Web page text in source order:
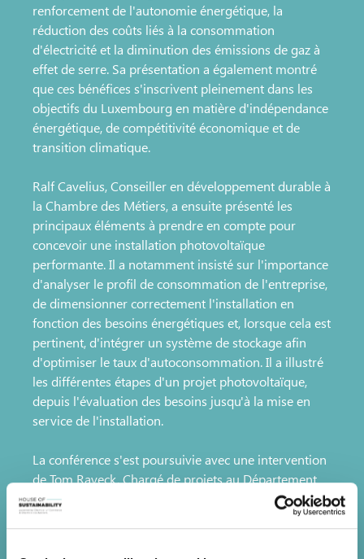
renforcement de l'autonomie énergétique, la
réduction des coûts liés à la consommation
d'électricité et la diminution des émissions de gaz à
effet de serre. Sa présentation a également montré
que ces bénéfices s'inscrivent pleinement dans les
objectifs du Luxembourg en matière d'indépendance
énergétique, de compétitivité économique et de
transition climatique.
Ralf Cavelius, Conseiller en développement durable à
la Chambre des Métiers, a ensuite présenté les
principaux éléments à prendre en compte pour
concevoir une installation photovoltaïque
performante. Il a notamment insisté sur l'importance
d'analyser le profil de consommation de l'entreprise,
de dimensionner correctement l'installation en
fonction des besoins énergétiques et, lorsque cela est
pertinent, d'intégrer un système de stockage afin
d'optimiser le taux d'autoconsommation. Il a illustré
les différentes étapes d'un projet photovoltaïque,
depuis l'évaluation des besoins jusqu'à la mise en
service de l'installation.
La conférence s'est poursuivie avec une intervention
de Tom Rayeck, Chargé de projets au Département
Entreprises de Klima-Agence, consacrée aux régimes
d'aides disponibles pour soutenir les investissements